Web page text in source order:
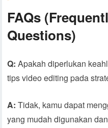
FAQs
Questions)
Q: Apakah diperlukan
tips video editing pada
A: Tidak, kamu dapat
yang mudah digunakan